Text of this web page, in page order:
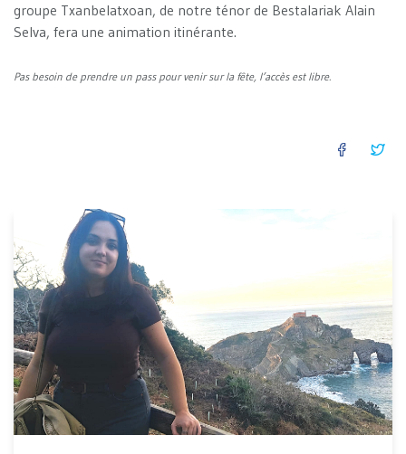
groupe Txanbelatxoan, de notre ténor de Bestalariak Alain
Selva, fera une animation itinérante.
Pas besoin de prendre un pass pour venir sur la fête, l’accès est libre.